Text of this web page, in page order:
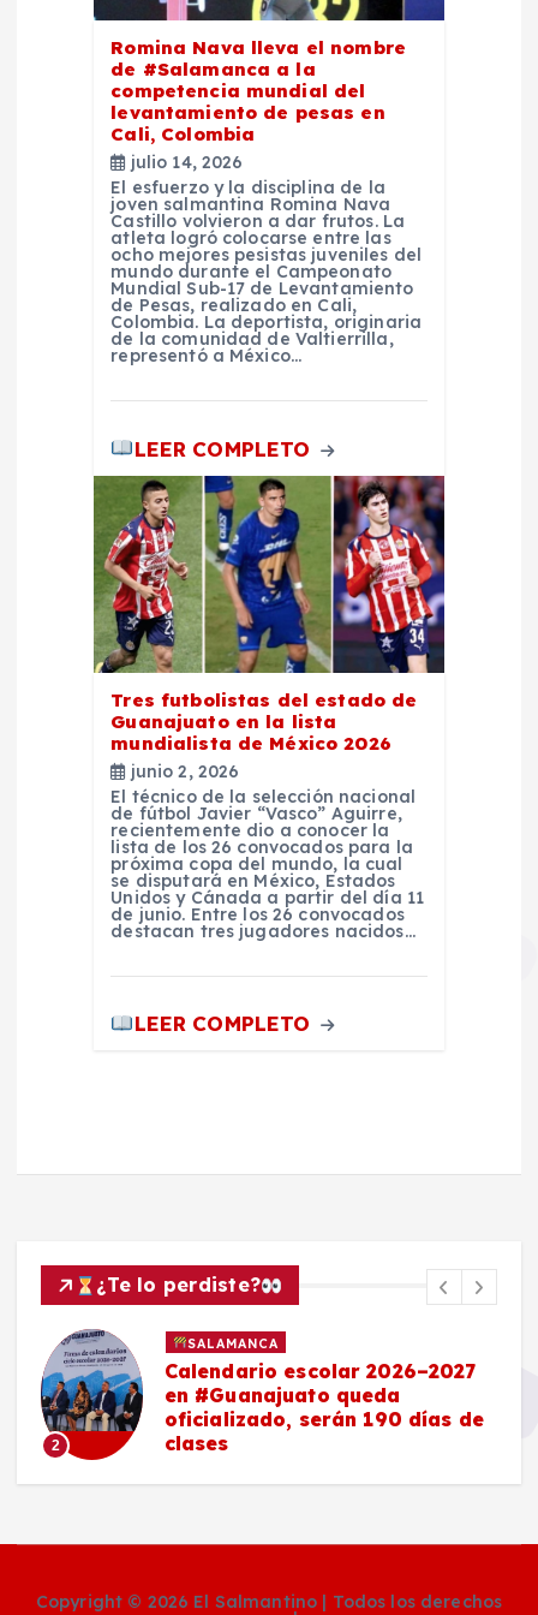
Romina Nava lleva el nombre
de #Salamanca a la
competencia mundial del
levantamiento de pesas en
Cali, Colombia
julio 14, 2026
El esfuerzo y la disciplina de la
joven salmantina Romina Nava
Castillo volvieron a dar frutos. La
atleta logró colocarse entre las
ocho mejores pesistas juveniles del
mundo durante el Campeonato
Mundial Sub-17 de Levantamiento
de Pesas, realizado en Cali,
Colombia. La deportista, originaria
de la comunidad de Valtierrilla,
representó a México…
LEER COMPLETO
Tres futbolistas del estado de
Guanajuato en la lista
mundialista de México 2026
junio 2, 2026
El técnico de la selección nacional
de fútbol Javier “Vasco” Aguirre,
recientemente dio a conocer la
lista de los 26 convocados para la
próxima copa del mundo, la cual
se disputará en México, Estados
Unidos y Cánada a partir del día 11
de junio. Entre los 26 convocados
destacan tres jugadores nacidos…
LEER COMPLETO
¿Te lo perdiste?
2
SALAMANCA
Calendario escolar 2026–2027
en #Guanajuato queda
oficializado, serán 190 días de
clases
Copyright © 2026 El Salmantino | Todos los derechos